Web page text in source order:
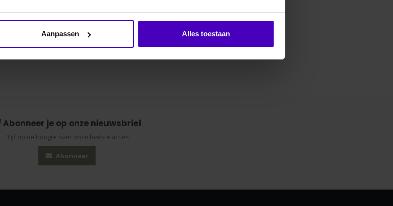
Aanpassen Alles toestaan
Abonneer je op onze nieuwsbrief
Blijf op de hoogte over onze laatste acties
Abonneer